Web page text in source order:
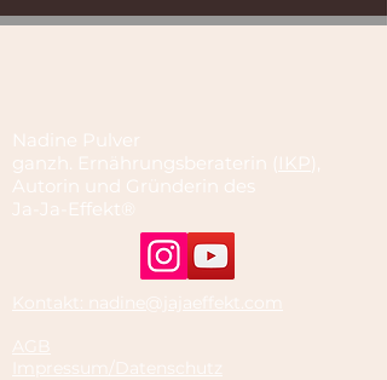
Nadine Pulver
ganzh. Ernährungsberaterin ( IKP),
Autorin und Gründerin des
Ja-Ja-Effekt®
Kontakt: nadine@jajaeffekt.com
AGB
Impressum/Datenschutz